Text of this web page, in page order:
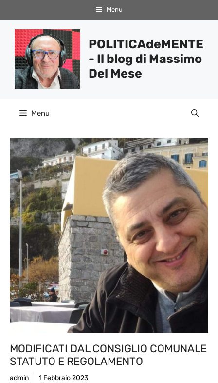
al
contenuto
Menu
POLITICAdeMENTE
- Il blog di Massimo
Del Mese
Menu
MODIFICATI DAL CONSIGLIO COMUNALE
STATUTO E REGOLAMENTO
admin 1 Febbraio 2023